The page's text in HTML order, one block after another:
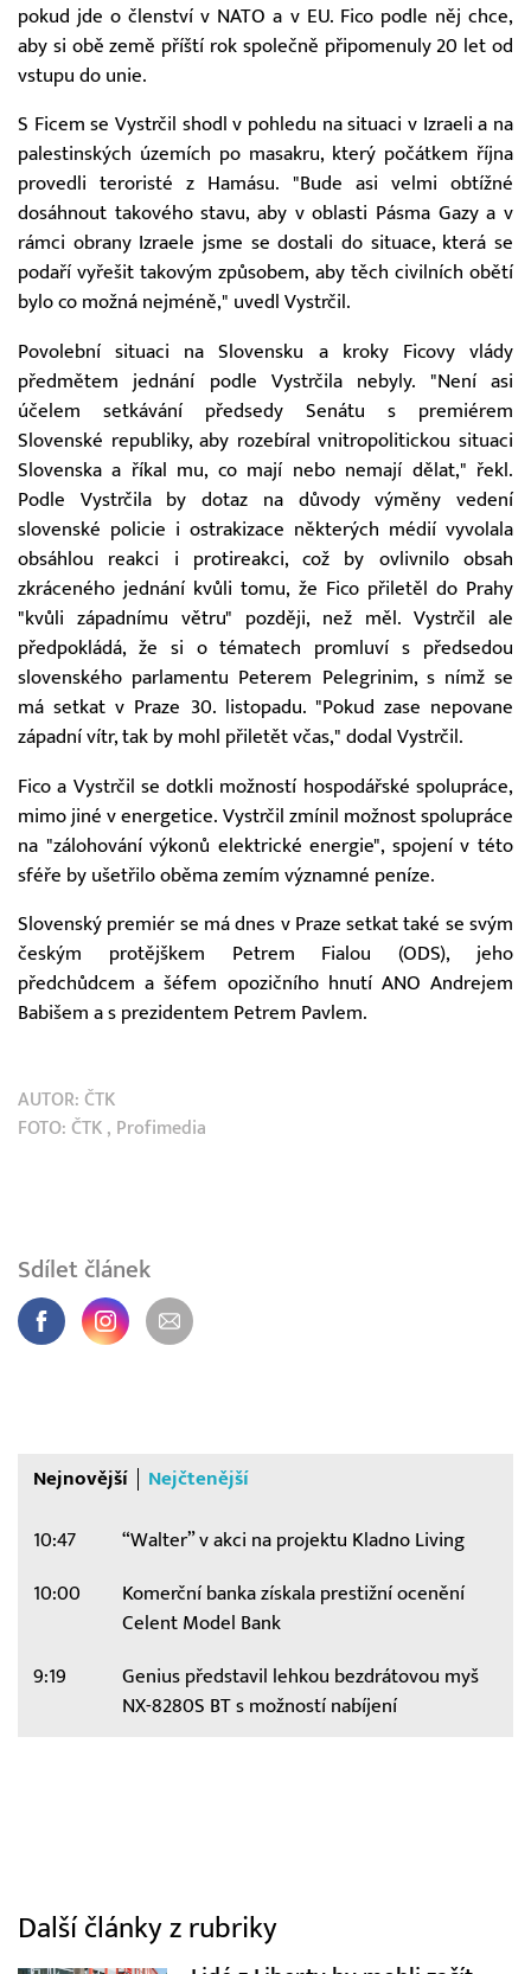
pokud jde o členství v NATO a v EU. Fico podle něj chce,
aby si obě země příští rok společně připomenuly 20 let od
vstupu do unie.
S Ficem se Vystrčil shodl v pohledu na situaci v Izraeli a na
palestinských územích po masakru, který počátkem října
provedli teroristé z Hamásu. "Bude asi velmi obtížné
dosáhnout takového stavu, aby v oblasti Pásma Gazy a v
rámci obrany Izraele jsme se dostali do situace, která se
podaří vyřešit takovým způsobem, aby těch civilních obětí
bylo co možná nejméně," uvedl Vystrčil.
Povolební situaci na Slovensku a kroky Ficovy vlády
předmětem jednání podle Vystrčila nebyly. "Není asi
účelem setkávání předsedy Senátu s premiérem
Slovenské republiky, aby rozebíral vnitropolitickou situaci
Slovenska a říkal mu, co mají nebo nemají dělat," řekl.
Podle Vystrčila by dotaz na důvody výměny vedení
slovenské policie i ostrakizace některých médií vyvolala
obsáhlou reakci i protireakci, což by ovlivnilo obsah
zkráceného jednání kvůli tomu, že Fico přiletěl do Prahy
"kvůli západnímu větru" později, než měl. Vystrčil ale
předpokládá, že si o tématech promluví s předsedou
slovenského parlamentu Peterem Pelegrinim, s nímž se
má setkat v Praze 30. listopadu. "Pokud zase nepovane
západní vítr, tak by mohl přiletět včas," dodal Vystrčil.
Fico a Vystrčil se dotkli možností hospodářské spolupráce,
mimo jiné v energetice. Vystrčil zmínil možnost spolupráce
na "zálohování výkonů elektrické energie", spojení v této
sféře by ušetřilo oběma zemím významné peníze.
Slovenský premiér se má dnes v Praze setkat také se svým
českým protějškem Petrem Fialou (ODS), jeho
předchůdcem a šéfem opozičního hnutí ANO Andrejem
Babišem a s prezidentem Petrem Pavlem.
AUTOR: ČTK
FOTO: ČTK , Profimedia
Sdílet článek
Nejnovější Nejčtenější
10:47 “Walter” v akci na projektu Kladno Living
10:00
Komerční banka získala prestižní ocenění
Celent Model Bank
9:19
Genius představil lehkou bezdrátovou myš
NX-8280S BT s možností nabíjení
Další články z rubriky